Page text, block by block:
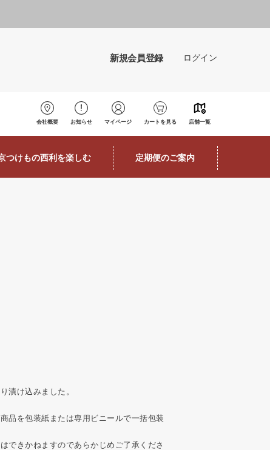
新規会員登録 ログイン
会社概要 お知らせ マイページ カートを見る 店舗一覧
つけもの西利を楽しむ 定期便のご案内
漬け込みました。
品を包装紙または専用ビニールで一括包装
できかねますのであらかじめご了承くださ